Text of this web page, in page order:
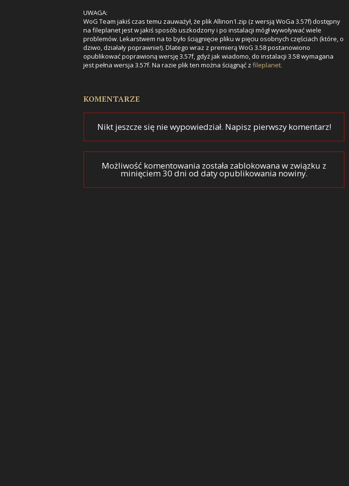
UWAGA:
WoG Team jakiś czas temu zauważył, że plik Allinon1.zip (z wersją WoGa 3.57f) dostępny
na fileplanet jest w jakiś sposób uszkodzony i po instalacji mógł wywoływać wiele
problemów. Lekarstwem na to było ściągnięcie pliku w pięciu osobnych częściach (które, o
dziwo, działały poprawnie!). Dlatego wraz z premierą WoG 3.58 postanowiono
opublikować poprawioną wersję 3.57f, gdyż jak wiadomo, do instalacji 3.58 wymagana
jest pełna wersja 3.57f. Na razie plik ten można ściągnąć z fileplanet.
KOMENTARZE
Nikt jeszcze się nie wypowiedział. Napisz pierwszy komentarz!
Możliwość komentowania została zablokowana w związku z
minięciem 30 dni od daty opublikowania nowiny.